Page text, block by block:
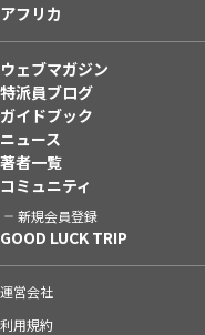
アフリカ
ウェブマガジン
特派員ブログ
ガイドブック
ニュース
著者一覧
コミュニティ
新規会員登録
GOOD LUCK TRIP
運営会社
利用規約